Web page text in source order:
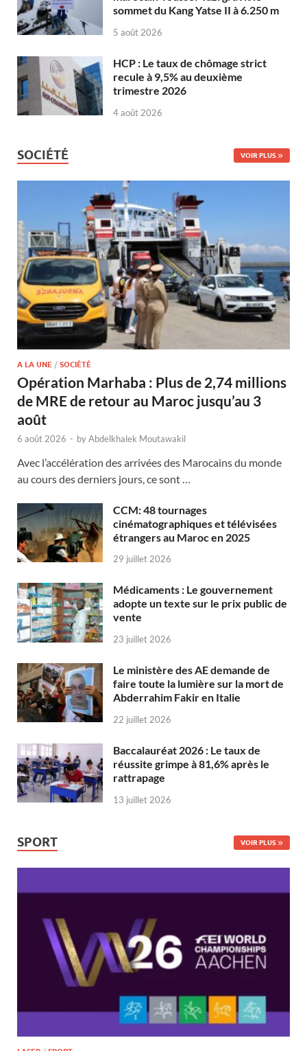
sommet du Kang Yatse II à 6.250 m
5 août 2026
HCP : Le taux de chômage strict
recule à 9,5% au deuxième
trimestre 2026
4 août 2026
SOCIÉTÉ VOIR PLUS
A LA UNE / SOCIÉTÉ
Opération Marhaba : Plus de 2,74 millions
de MRE de retour au Maroc jusqu’au 3
août
6 août 2026 - byAbdelkhalek Moutawakil
Avec l’accélération des arrivées des Marocains du monde
au cours des derniers jours, ce sont …
CCM: 48 tournages
cinématographiques et télévisées
étrangers au Maroc en 2025
29 juillet 2026
Médicaments : Le gouvernement
adopte un texte sur le prix public de
vente
23 juillet 2026
Le ministère des AE demande de
faire toute la lumière sur la mort de
Abderrahim Fakir en Italie
22 juillet 2026
Baccalauréat 2026 : Le taux de
réussite grimpe à 81,6% après le
rattrapage
13 juillet 2026
SPORT VOIR PLUS